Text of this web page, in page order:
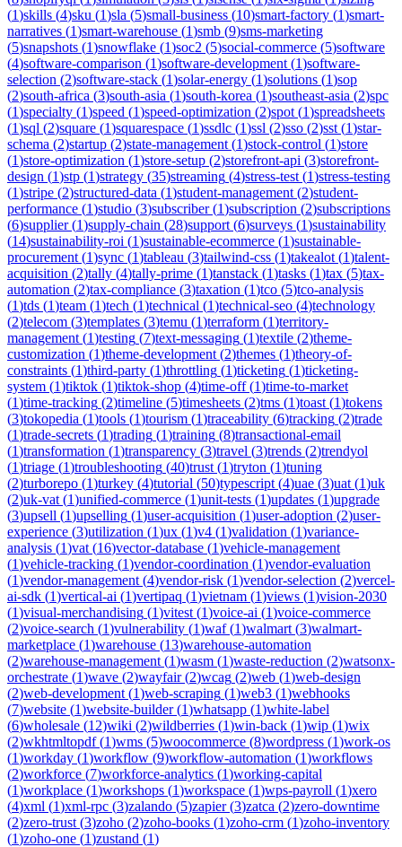
(1)skills (4)sku (1)sla (5)small-business (10)smart-factory (1)smart-
narratives (1)smart-warehouse (1)smb (9)sms-marketing
(5)snapshots (1)snowflake (1)soc2 (5)social-commerce (5)software
(4)software-comparison (1)software-development (1)software-
selection (2)software-stack (1)solar-energy (1)solutions (1)sop
(2)south-africa (3)south-asia (1)south-korea (1)southeast-asia (2)spc
(1)specialty (1)speed (1)speed-optimization (2)spot (1)spreadsheets
(1)sql (2)square (1)squarespace (1)ssdlc (1)ssl (2)sso (2)sst (1)star-
schema (2)startup (2)state-management (1)stock-control (1)store
(1)store-optimization (1)store-setup (2)storefront-api (3)storefront-
design (1)stp (1)strategy (35)streaming (4)stress-test (1)stress-testing
(1)stripe (2)structured-data (1)student-management (2)student-
performance (1)studio (3)subscriber(1)subscription (2)subscriptions
(6)supplier(1)supply-chain (28)support (6)surveys (1)sustainability
(14)sustainability-roi (1)sustainable-ecommerce (1)sustainable-
procurement (1)sync (1)tableau (3)tailwind-css (1)takealot (1)talent-
acquisition (2)tally (4)tally-prime (1)tanstack (1)tasks (1)tax (5)tax-
automation (2)tax-compliance (3)taxation (1)tco (5)tco-analysis
(1)tds (1)team (1)tech (1)technical (1)technical-seo (4)technology
(2)telecom (3)templates (3)temu (1)terraform (1)territory-
management (1)testing (7)text-messaging (1)textile (2)theme-
customization (1)theme-development (2)themes (1)theory-of-
constraints (1)third-party (1)throttling (1)ticketing (1)ticketing-
system (1)tiktok (1)tiktok-shop (4)time-off(1)time-to-market
(1)time-tracking (2)timeline (5)timesheets (2)tms (1)toast (1)tokens
(3)tokopedia (1)tools (1)tourism (1)traceability (6)tracking (2)trade
(1)trade-secrets (1)trading (1)training (8)transactional-email
(1)transformation (1)transparency (3)travel (3)trends (2)trendyol
(1)triage (1)troubleshooting (40)trust (1)tryton (1)tuning
(2)turborepo (1)turkey (4)tutorial (50)typescript (4)uae (3)uat (1)uk
(2)uk-vat (1)unified-commerce (1)unit-tests (1)updates (1)upgrade
(3)upsell (1)upselling (1)user-acquisition (1)user-adoption (2)user-
experience (3)utilization (1)ux (1)v4 (1)validation (1)variance-
analysis (1)vat (16)vector-database (1)vehicle-management
(1)vehicle-tracking (1)vendor-coordination (1)vendor-evaluation
(1)vendor-management (4)vendor-risk (1)vendor-selection (2)vercel-
ai-sdk (1)vertical-ai (1)vertipaq (1)vietnam (1)views (1)vision-2030
(1)visual-merchandising (1)vitest (1)voice-ai (1)voice-commerce
(2)voice-search (1)vulnerability (1)waf(1)walmart (3)walmart-
marketplace (1)warehouse (13)warehouse-automation
(2)warehouse-management (1)wasm (1)waste-reduction (2)watsonx-
orchestrate (1)wave (2)wayfair(2)wcag (2)web (1)web-design
(2)web-development (1)web-scraping (1)web3 (1)webhooks
(7)website (1)website-builder(1)whatsapp (1)white-label
(6)wholesale (12)wiki (2)wildberries (1)win-back (1)wip (1)wix
(2)wkhtmltopdf(1)wms (5)woocommerce (8)wordpress (1)work-os
(1)workday (1)workflow (9)workflow-automation (1)workflows
(2)workforce (7)workforce-analytics (1)working-capital
(1)workplace (1)workshops (1)workspace (1)wps-payroll (1)xero
(4)xml (1)xml-rpc (3)zalando (5)zapier(3)zatca (2)zero-downtime
(2)zero-trust (3)zoho (2)zoho-books (1)zoho-crm (1)zoho-inventory
(1)zoho-one (1)zustand (1)